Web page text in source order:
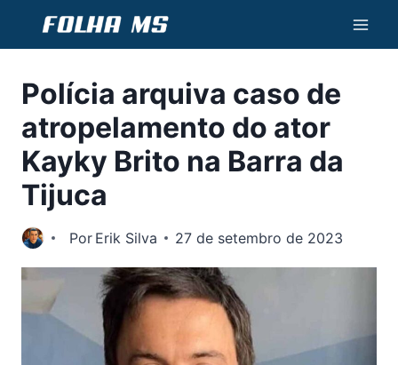
Conteúdo
Polícia arquiva caso de
atropelamento do ator
Kayky Brito na Barra da
Tijuca
Por Erik Silva 27 de setembro de 2023